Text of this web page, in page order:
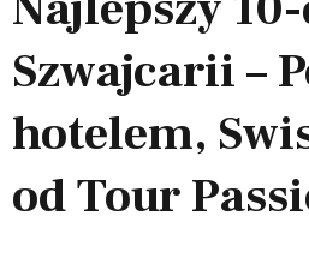
Szwajcarii –
hotelem,
od Tour